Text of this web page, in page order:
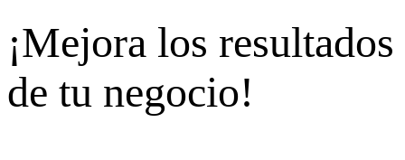
¡Mejora los resultados
de tu negocio!